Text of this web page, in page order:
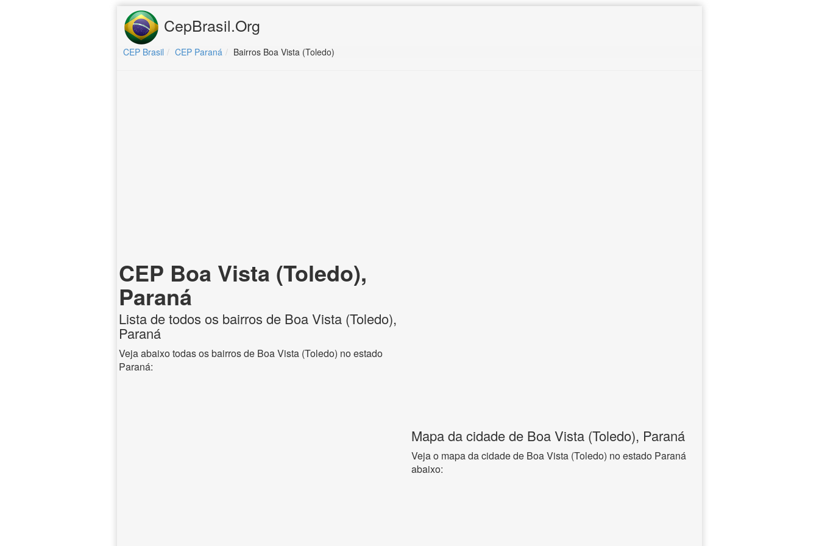
CepBrasil.Org
CEP Brasil CEP Paraná Bairros Boa Vista (Toledo)
CEP Boa Vista (Toledo),
Paraná
Lista de todos os bairros de Boa Vista (Toledo),
Paraná
Veja abaixo todas os bairros de Boa Vista (Toledo) no estado
Paraná:
Mapa da cidade de Boa Vista (Toledo), Paraná
Veja o mapa da cidade de Boa Vista (Toledo) no estado Paraná
abaixo: